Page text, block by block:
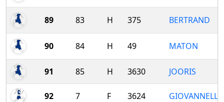
89 83 H 375 BERTRAND
90 84 H 49 MATON
91 85 H 3630 JOORIS
92 7 F 3624 GIOVANNELLI